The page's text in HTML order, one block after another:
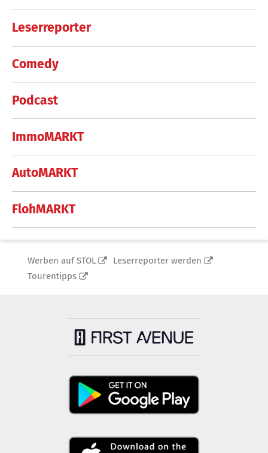
Leserreporter
Comedy
Podcast
ImmoMARKT
AutoMARKT
FlohMARKT
Werben auf STOL
Leserreporter werden
Tourentipps